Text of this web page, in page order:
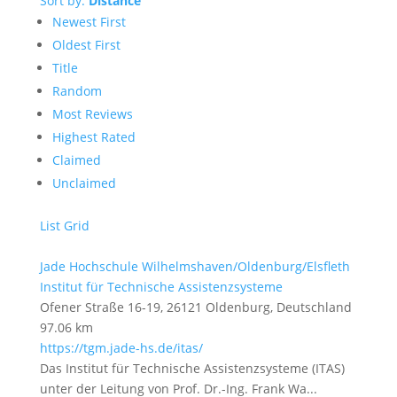
Newest First
Oldest First
Title
Random
Most Reviews
Highest Rated
Claimed
Unclaimed
List Grid
Jade Hochschule Wilhelmshaven/Oldenburg/Elsfleth
Institut für Technische Assistenzsysteme
Ofener Straße 16-19, 26121 Oldenburg, Deutschland
97.06 km
https://tgm.jade-hs.de/itas/
Das Institut für Technische Assistenzsysteme (ITAS)
unter der Leitung von Prof. Dr.-Ing. Frank Wa...